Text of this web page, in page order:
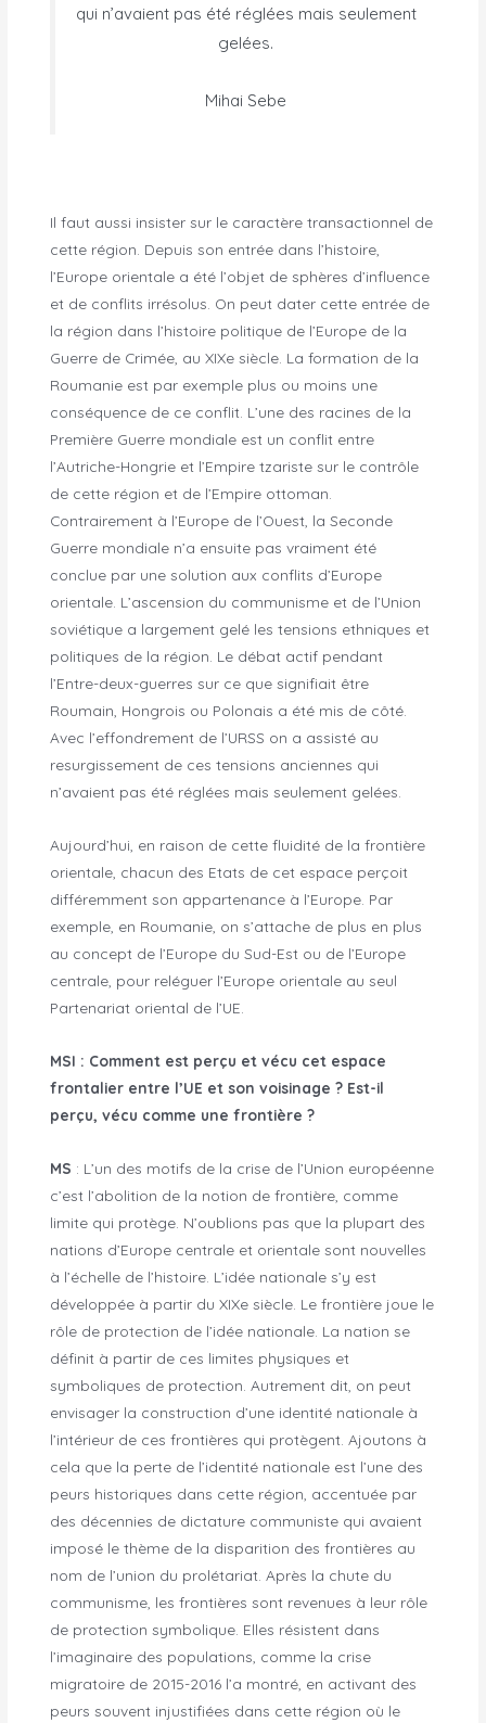
qui n’avaient pas été réglées mais seulement
gelées.
Mihai Sebe
Il faut aussi insister sur le caractère transactionnel de
cette région. Depuis son entrée dans l’histoire,
l’Europe orientale a été l’objet de sphères d’influence
et de conflits irrésolus. On peut dater cette entrée de
la région dans l’histoire politique de l’Europe de la
Guerre de Crimée, au XIXe siècle. La formation de la
Roumanie est par exemple plus ou moins une
conséquence de ce conflit. L’une des racines de la
Première Guerre mondiale est un conflit entre
l’Autriche-Hongrie et l’Empire tzariste sur le contrôle
de cette région et de l’Empire ottoman.
Contrairement à l’Europe de l’Ouest, la Seconde
Guerre mondiale n’a ensuite pas vraiment été
conclue par une solution aux conflits d’Europe
orientale. L’ascension du communisme et de l’Union
soviétique a largement gelé les tensions ethniques et
politiques de la région. Le débat actif pendant
l’Entre-deux-guerres sur ce que signifiait être
Roumain, Hongrois ou Polonais a été mis de côté.
Avec l’effondrement de l’URSS on a assisté au
resurgissement de ces tensions anciennes qui
n’avaient pas été réglées mais seulement gelées.
Aujourd’hui, en raison de cette fluidité de la frontière
orientale, chacun des Etats de cet espace perçoit
différemment son appartenance à l’Europe. Par
exemple, en Roumanie, on s’attache de plus en plus
au concept de l’Europe du Sud-Est ou de l’Europe
centrale, pour reléguer l’Europe orientale au seul
Partenariat oriental de l’UE.
MSI : Comment est perçu et vécu cet espace
frontalier entre l’UE et son voisinage ? Est-il
perçu, vécu comme une frontière ?
MS : L’un des motifs de la crise de l’Union européenne
c’est l’abolition de la notion de frontière, comme
limite qui protège. N’oublions pas que la plupart des
nations d’Europe centrale et orientale sont nouvelles
à l’échelle de l’histoire. L’idée nationale s’y est
développée à partir du XIXe siècle. Le frontière joue le
rôle de protection de l’idée nationale. La nation se
définit à partir de ces limites physiques et
symboliques de protection. Autrement dit, on peut
envisager la construction d’une identité nationale à
l’intérieur de ces frontières qui protègent. Ajoutons à
cela que la perte de l’identité nationale est l’une des
peurs historiques dans cette région, accentuée par
des décennies de dictature communiste qui avaient
imposé le thème de la disparition des frontières au
nom de l’union du prolétariat. Après la chute du
communisme, les frontières sont revenues à leur rôle
de protection symbolique. Elles résistent dans
l’imaginaire des populations, comme la crise
migratoire de 2015-2016 l’a montré, en activant des
peurs souvent injustifiées dans cette région où le